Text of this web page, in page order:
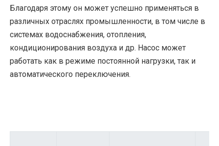
Благодаря этому он может успешно применяться в
различных отраслях промышленности, в том числе в
системах водоснабжения, отопления,
кондиционирования воздуха и др. Насос может
работать как в режиме постоянной нагрузки, так и
автоматического переключения.